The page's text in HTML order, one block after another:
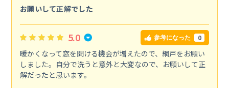
お願いして正解でした
5.0 参考になった 0
暖かくなって窓を開ける機会が増えたので、網戸をお願い
しました。自分で洗うと意外と大変なので、お願いして正
解だったと思います。